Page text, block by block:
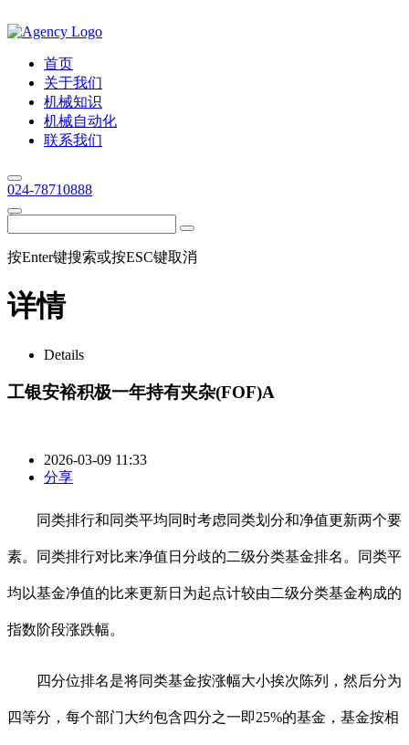
首页
关于我们
机械知识
机械自动化
联系我们
024-78710888
按Enter键搜索或按ESC键取消
详情
Details
工银安裕积极一年持有夹杂(FOF)A
2026-03-09 11:33
分享
同类排行和同类平均同时考虑同类划分和净值更新两个要
素。同类排行对比来净值日分歧的二级分类基金排名。同类平
均以基金净值的比来更新日为起点计较由二级分类基金构成的
指数阶段涨跌幅。
四分位排名是将同类基金按涨幅大小挨次陈列，然后分为
四等分，每个部门大约包含四分之一即25%的基金，基金按相